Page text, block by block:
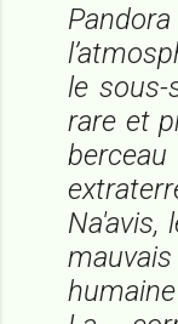
le sous-
rare et
Na'avis,